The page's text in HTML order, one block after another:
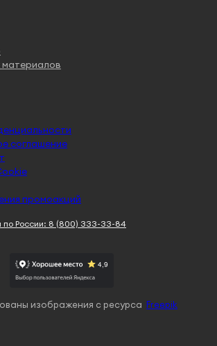
соглашение
промоакций
изображения с ресурса Freepik
по России: 8 (800) 333-33-84